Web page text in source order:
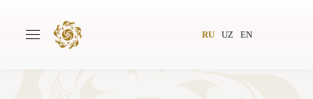
RU UZ EN